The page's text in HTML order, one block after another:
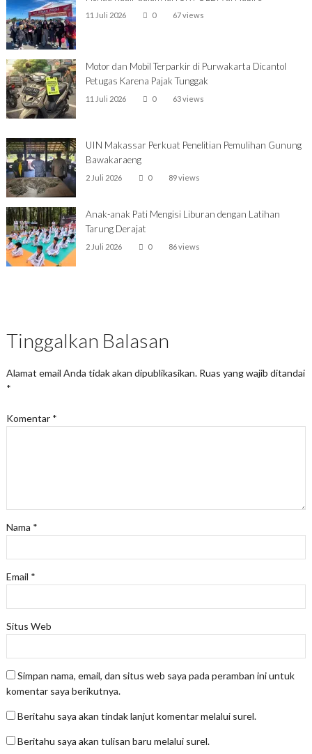
11 Juli 2026 0 67 views
Motor dan Mobil Terparkir di Purwakarta Dicantol
Petugas Karena Pajak Tunggak
11 Juli 2026 0 63 views
UIN Makassar Perkuat Penelitian Pemulihan Gunung
Bawakaraeng
2 Juli 2026 0 89 views
Anak-anak Pati Mengisi Liburan dengan Latihan
Tarung Derajat
2 Juli 2026 0 86 views
Tinggalkan Balasan
Alamat email Anda tidak akan dipublikasikan. Ruas yang wajib ditandai
*
Komentar *
Nama *
Email *
Situs Web
Simpan nama, email, dan situs web saya pada peramban ini untuk
komentar saya berikutnya.
Beritahu saya akan tindak lanjut komentar melalui surel.
Beritahu saya akan tulisan baru melalui surel.